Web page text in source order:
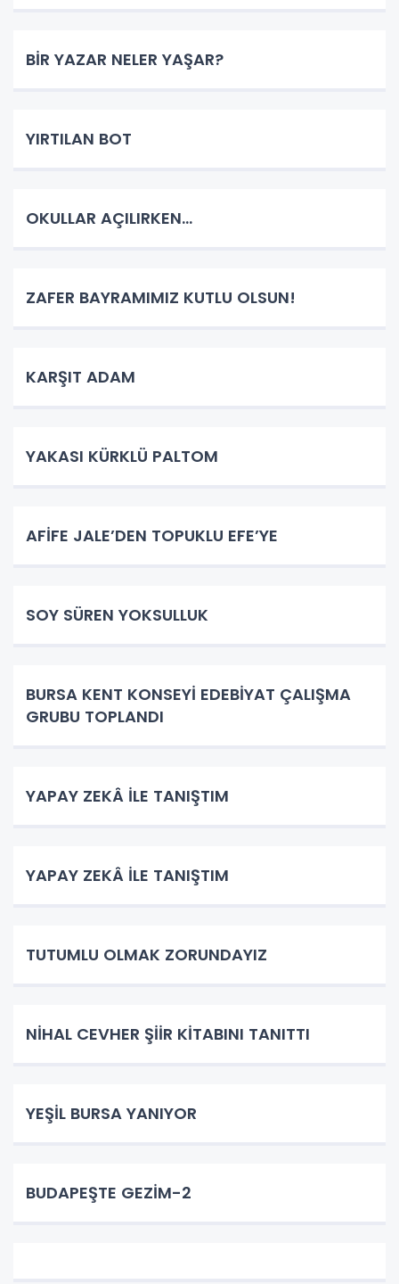
BİR YAZAR NELER YAŞAR?
YIRTILAN BOT
OKULLAR AÇILIRKEN…
ZAFER BAYRAMIMIZ KUTLU OLSUN!
KARŞIT ADAM
YAKASI KÜRKLÜ PALTOM
AFİFE JALE’DEN TOPUKLU EFE’YE
SOY SÜREN YOKSULLUK
BURSA KENT KONSEYİ EDEBİYAT ÇALIŞMA
GRUBU TOPLANDI
YAPAY ZEKÂ İLE TANIŞTIM
YAPAY ZEKÂ İLE TANIŞTIM
TUTUMLU OLMAK ZORUNDAYIZ
NİHAL CEVHER ŞİİR KİTABINI TANITTI
YEŞİL BURSA YANIYOR
BUDAPEŞTE GEZİM-2